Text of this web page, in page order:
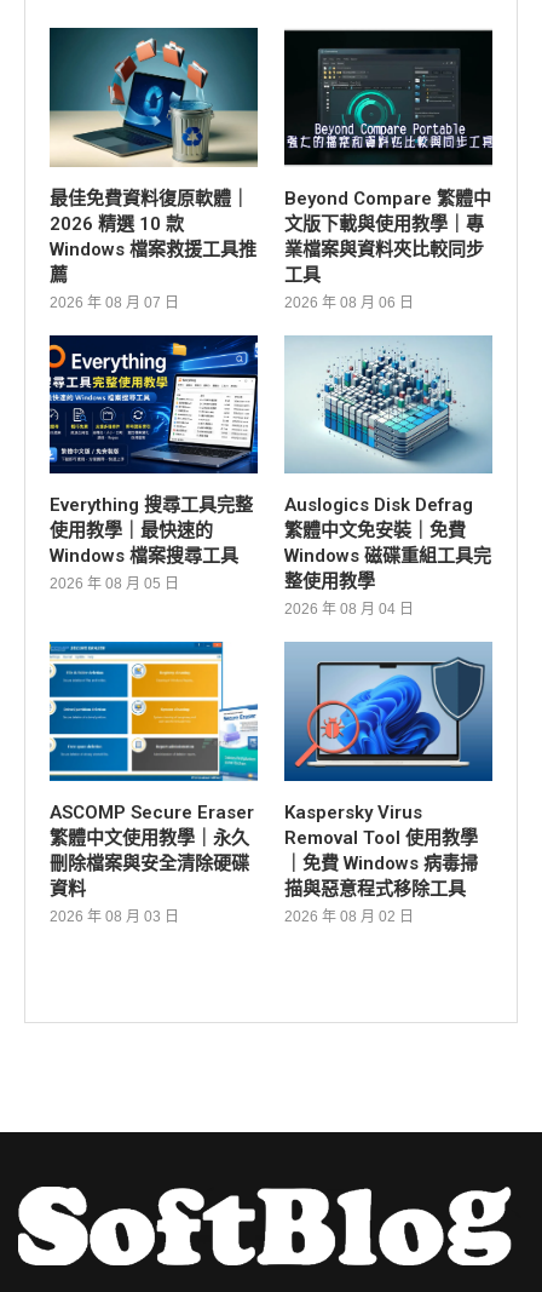
最佳免費資料復原軟體｜
2026 精選 10 款
Windows 檔案救援工具推
薦
2026 年 08 月 07 日
Beyond Compare 繁體中
文版下載與使用教學｜專
業檔案與資料夾比較同步
工具
2026 年 08 月 06 日
Everything 搜尋工具完整
使用教學｜最快速的
Windows 檔案搜尋工具
2026 年 08 月 05 日
Auslogics Disk Defrag
繁體中文免安裝｜免費
Windows 磁碟重組工具完
整使用教學
2026 年 08 月 04 日
ASCOMP Secure Eraser
繁體中文使用教學｜永久
刪除檔案與安全清除硬碟
資料
2026 年 08 月 03 日
Kaspersky Virus
Removal Tool 使用教學
｜免費 Windows 病毒掃
描與惡意程式移除工具
2026 年 08 月 02 日